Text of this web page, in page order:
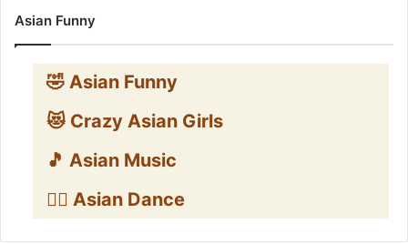
Asian Funny
🤣 Asian Funny
😻 Crazy Asian Girls
🎵 Asian Music
👯‍♀️ Asian Dance